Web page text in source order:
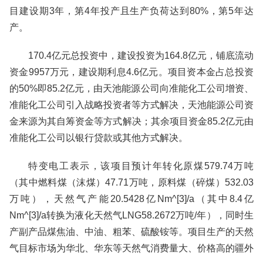
目建设期3年，第4年投产且生产负荷达到80%，第5年达
产。
170.4亿元总投资中，建设投资为164.8亿元，铺底流动
资金9957万元，建设期利息4.6亿元。项目资本金占总投资
的50%即85.2亿元，由天池能源公司向准能化工公司增资、
准能化工公司引入战略投资者等方式解决，天池能源公司资
金来源为其自筹资金等方式解决；其余项目资金85.2亿元由
准能化工公司以银行贷款或其他方式解决。
特变电工表示，该项目预计年转化原煤579.74万吨
（其中燃料煤（沫煤）47.71万吨，原料煤（碎煤）532.03
万吨），天然气产能20.5428亿Nm^[3]/a（其中8.4亿
Nm^[3]/a转换为液化天然气LNG58.2672万吨/年），同时生
产副产品煤焦油、中油、粗苯、硫酸铵等。项目生产的天然
气目标市场为华北、华东等天然气消费量大、价格高的疆外